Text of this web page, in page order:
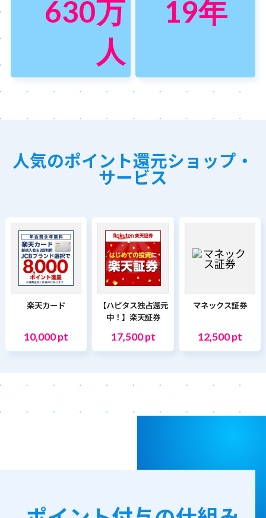
630万
人
19年
人気のポイント還元ショップ・
サービス
楽天カード
10,000 pt
【ハピタス独占還元
中！】楽天証券
17,500 pt
マネックス証券
12,500 pt